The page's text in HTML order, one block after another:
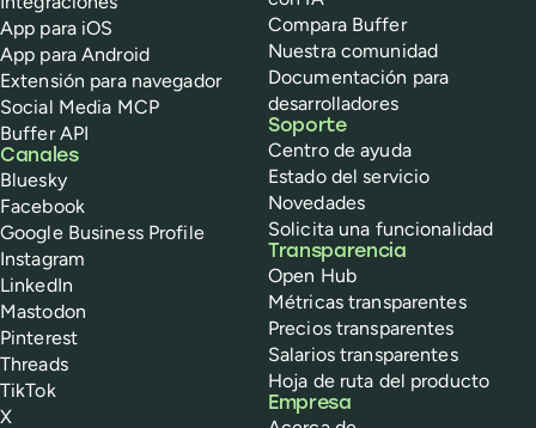
App para iOS
App para Android
Extensión para navegador
Social Media MCP
Buffer API
Canales
Bluesky
Facebook
Google Business Profile
Instagram
LinkedIn
Mastodon
Pinterest
Threads
TikTok
X
Compara Buffer
Nuestra comunidad
Documentación para
desarrolladores
Soporte
Centro de ayuda
Estado del servicio
Novedades
Solicita una funcionalidad
Transparencia
Open Hub
Métricas transparentes
Precios transparentes
Salarios transparentes
Hoja de ruta del producto
Empresa